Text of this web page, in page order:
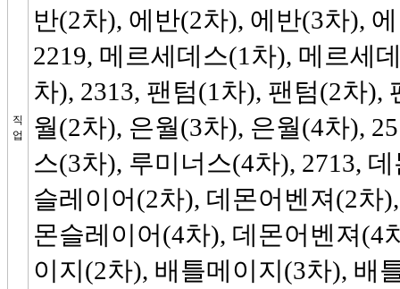
직
업
반(2차), 에반(2차), 에반(3차),
2219, 메르세데스(1차), 메르세
차), 2313, 팬텀(1차), 팬텀(2차),
월(2차), 은월(3차), 은월(4차),
스(3차), 루미너스(4차), 2713,
슬레이어(2차), 데몬어벤져(2차
몬슬레이어(4차), 데몬어벤져(4
이지(2차), 배틀메이지(3차), 배